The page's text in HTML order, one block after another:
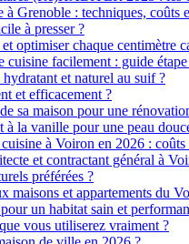
Grenoble : techniques, coûts
à presser ?
optimiser chaque centimètre
facilement : guide étape
et naturel au suif ?
et efficacement ?
sa maison pour une
à la vanille pour une peau
à Voiron en 2026 : coûts
et contractant général à
préférées ?
maisons et appartements du
un habitat sain et
vous utiliserez vraiment ?